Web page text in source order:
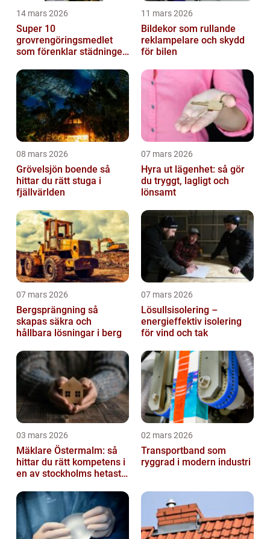
14 mars 2026
Super 10
grovrengöringsmedlet
som förenklar städningen
11 mars 2026
Bildekor som rullande
reklampelare och skydd
för bilen
08 mars 2026
Grövelsjön boende så
hittar du rätt stuga i
fjällvärlden
07 mars 2026
Hyra ut lägenhet: så gör
du tryggt, lagligt och
lönsamt
07 mars 2026
Bergsprängning så
skapas säkra och
hållbara lösningar i berg
07 mars 2026
Lösullsisolering –
energieffektiv isolering
för vind och tak
03 mars 2026
Mäklare Östermalm: så
hittar du rätt kompetens i
en av stockholms hetaste
02 mars 2026
Transportband som
ryggrad i modern industri